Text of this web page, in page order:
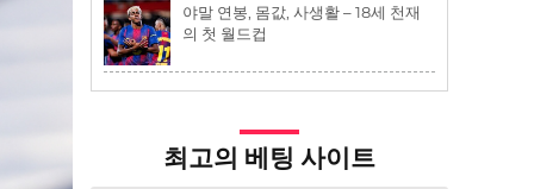
야말 연봉, 몸값, 사생활 – 18세 천재
의 첫 월드컵
최고의 베팅 사이트